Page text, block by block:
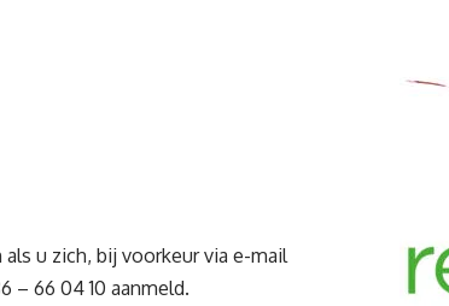
u zich, bij voorkeur via e-mail
– 66 04 10 aanmeld.